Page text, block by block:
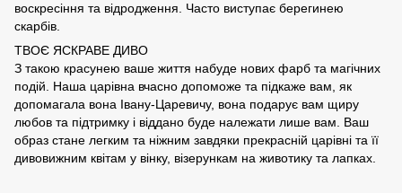
воскресіння та відродження. Часто виступає берегинею
скарбів.
ТВОЄ ЯСКРАВЕ ДИВО
З такою красунею ваше життя набуде нових фарб та магічних
подій. Наша царівна вчасно допоможе та підкаже вам, як
допомагала вона Івану-Царевичу, вона подарує вам щиру
любов та підтримку і віддано буде належати лише вам. Ваш
образ стане легким та ніжним завдяки прекрасній царівні та її
дивовижним квітам у вінку, візерункам на животику та лапках.